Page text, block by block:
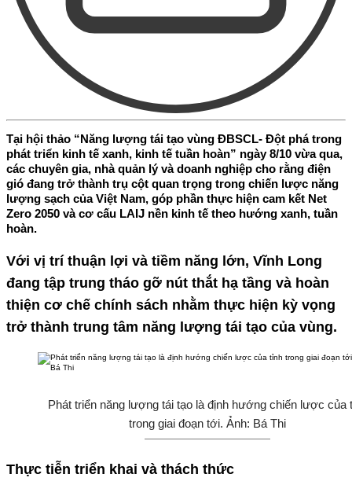
Tại hội thảo “Năng lượng tái tạo vùng ĐBSCL- Đột phá trong
phát triển kinh tế xanh, kinh tế tuần hoàn” ngày 8/10 vừa qua,
các chuyên gia, nhà quản lý và doanh nghiệp cho rằng điện
gió đang trở thành trụ cột quan trọng trong chiến lược năng
lượng sạch của Việt Nam, góp phần thực hiện cam kết Net
Zero 2050 và cơ cấu LAIJ nền kinh tế theo hướng xanh, tuần
hoàn.
Với vị trí thuận lợi và tiềm năng lớn, Vĩnh Long
đang tập trung tháo gỡ nút thắt hạ tầng và hoàn
thiện cơ chế chính sách nhằm thực hiện kỳ vọng
trở thành trung tâm năng lượng tái tạo của vùng.
Phát triển năng lượng tái tạo là định hướng chiến lược của
trong giai đoạn tới. Ảnh: Bá Thi
Thực tiễn triển khai và thách thức